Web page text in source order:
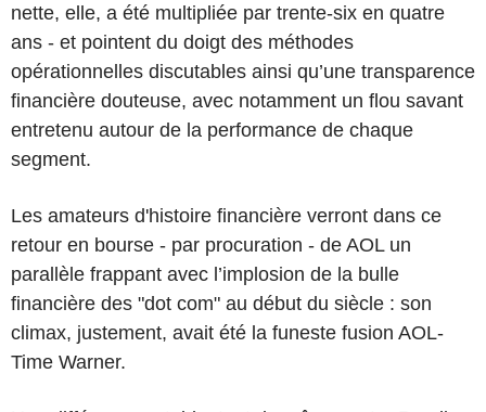
nette, elle, a été multipliée par trente-six en quatre
ans - et pointent du doigt des méthodes
opérationnelles discutables ainsi qu’une transparence
financière douteuse, avec notamment un flou savant
entretenu autour de la performance de chaque
segment.
Les amateurs d'histoire financière verront dans ce
retour en bourse - par procuration - de AOL un
parallèle frappant avec l’implosion de la bulle
financière des "dot com" au début du siècle : son
climax, justement, avait été la funeste fusion AOL-
Time Warner.